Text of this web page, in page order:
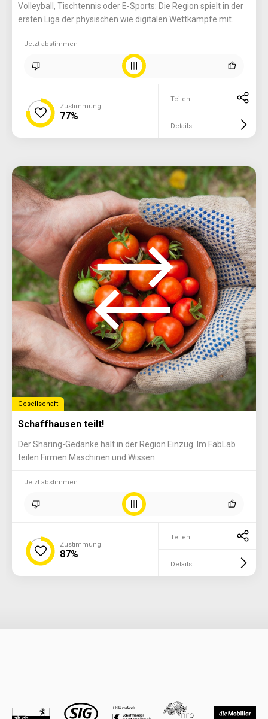
Volleyball, Tischtennis oder E-Sports: Die Region spielt in der
ersten Liga der physischen wie digitalen Wettkämpfe mit.
Jetzt abstimmen
Zustimmung
77%
Teilen
Details
Gesellschaft
Schaffhausen teilt!
Der Sharing-Gedanke hält in der Region Einzug. Im FabLab
teilen Firmen Maschinen und Wissen.
Jetzt abstimmen
Zustimmung
87%
Teilen
Details